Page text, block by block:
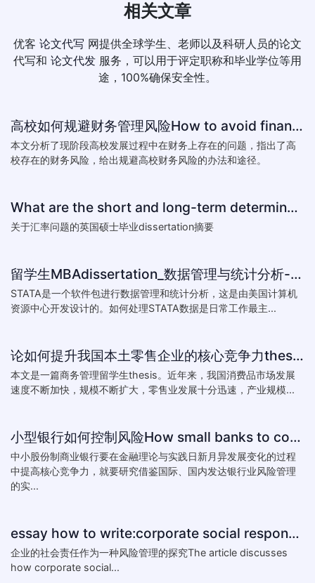
相关文章
优客 论文代写 网提供全球学生、老师以及科研人员的论文
代写和 论文代发 服务，可以用于评定职称和毕业学位等用
途，100%确保安全性。
高校如何规避财务管理风险How to avoid financial risk management colleges
本文分析了现阶段高校发展过程中在财务上存在的问题，指出了高
校存在的财务风险，给出规避高校财务风险的办法和途径。
What are the short and long-term determinants of exchange ra
关于汇率问题的英国硕士毕业dissertation摘要
留学生MBAdissertation_数据管理与统计分析-如何处理STATA数据_How to deal with data with ST
STATA是一个软件包进行数据管理和统计分析，这是由美国计算机
资源中心开发设计的。如何处理STATA数据是日常工作最主...
论如何提升我国本土零售企业的核心竞争力thesis:The theory of how to improve the core competitiveness of domestic retail e
本文是一篇商务管理留学生thesis。近年来，我国消费品市场发展
速度不断加快，规模不断扩大，零售业发展十分迅速，产业规模...
小型银行如何控制风险How small banks to control risk
中小股份制商业银行要在金融理论与实践日新月异发展变化的过程
中提高核心竞争力，就要研究借鉴国际、国内发达银行业风险管理
的实...
essay how to write:corporate social responsibility practice
企业的社会责任作为一种风险管理的探究The article discusses
how corporate social...